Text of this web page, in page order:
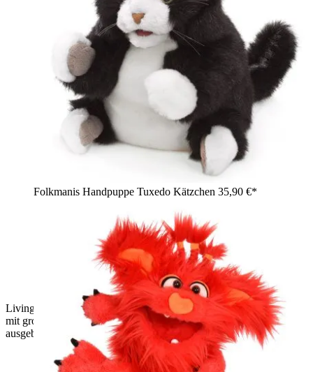
Living Puppets Handpuppe Klein Schlawenski, blauer Kojote
mit großen orangefarbenen Ohren und Pfoten, Arme weit
ausgebreitet
Folkmanis Handpuppe Tuxedo Kätzchen 35,90 €*